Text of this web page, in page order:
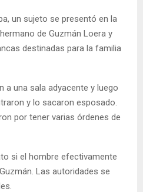
un sujeto se presentó en la
de Guzmán Loera y
destinadas para la familia
a una sala adyacente y luego
y lo sacaron esposado.
por tener varias órdenes de
si el hombre efectivamente
Las autoridades se